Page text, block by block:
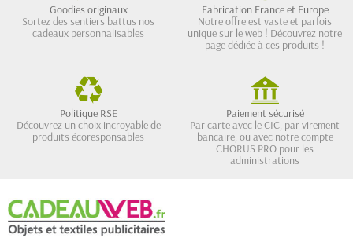
Goodies originaux
Sortez des sentiers battus nos
cadeaux personnalisables
Fabrication France et Europe
Notre offre est vaste et parfois
unique sur le web ! Découvrez notre
page dédiée à ces produits !
Politique RSE
Découvrez un choix incroyable de
produits écoresponsables
Paiement sécurisé
Par carte avec le CIC, par virement
bancaire, ou avec notre compte
CHORUS PRO pour les
administrations